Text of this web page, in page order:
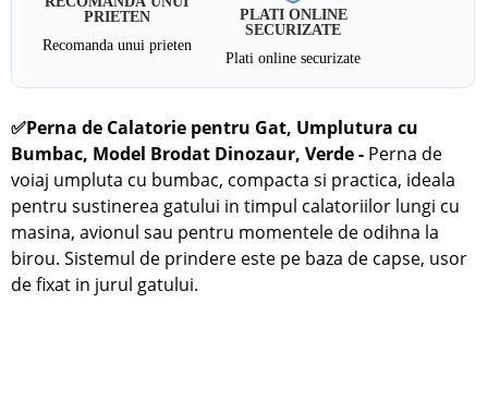
PRIETEN
Recomanda unui prieten
PLATI ONLINE
SECURIZATE
Plati online securizate
✅Perna de Calatorie pentru Gat, Umplutura cu
Bumbac, Model Brodat Dinozaur, Verde- Perna de
voiaj umpluta cu bumbac, compacta si practica, ideala
pentru sustinerea gatului in timpul calatoriilor lungi cu
masina, avionul sau pentru momentele de odihna la
birou. Sistemul de prindere este pe baza de capse, usor
de fixat in jurul gatului.